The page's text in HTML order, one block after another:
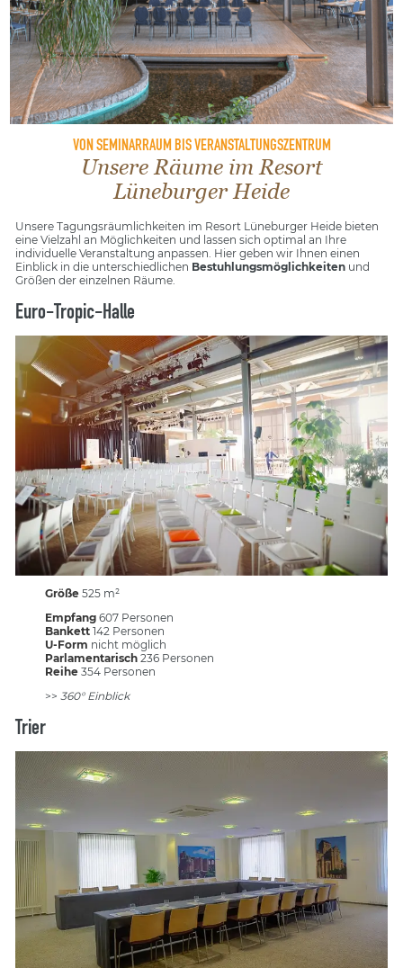
VON SEMINARRAUM BIS VERANSTALTUNGSZENTRUM
Unsere Räume im Resort
Lüneburger Heide
Unsere Tagungsräumlichkeiten im Resort Lüneburger Heide bieten
eine Vielzahl an Möglichkeiten und lassen sich optimal an Ihre
individuelle Veranstaltung anpassen. Hier geben wir Ihnen einen
Einblick in die unterschiedlichen Bestuhlungsmöglichkeiten und
Größen der einzelnen Räume.
Euro-Tropic-Halle
Größe 525 m²
Empfang 607 Personen
Bankett 142 Personen
U-Form nicht möglich
Parlamentarisch 236 Personen
Reihe354 Personen
>>360° Einblick
Trier